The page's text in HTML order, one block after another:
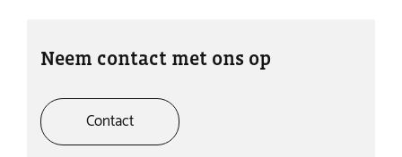
Neem contact met ons op
Contact